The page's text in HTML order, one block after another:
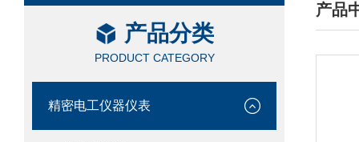
产品分类
PRODUCT CATEGORY
精密电工仪器仪表
产品
/